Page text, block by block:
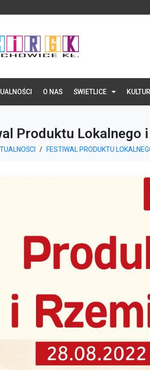
O NAS ŚWIETLICE
Produktu Lokalnego i
FESTIWAL PRODUKTU